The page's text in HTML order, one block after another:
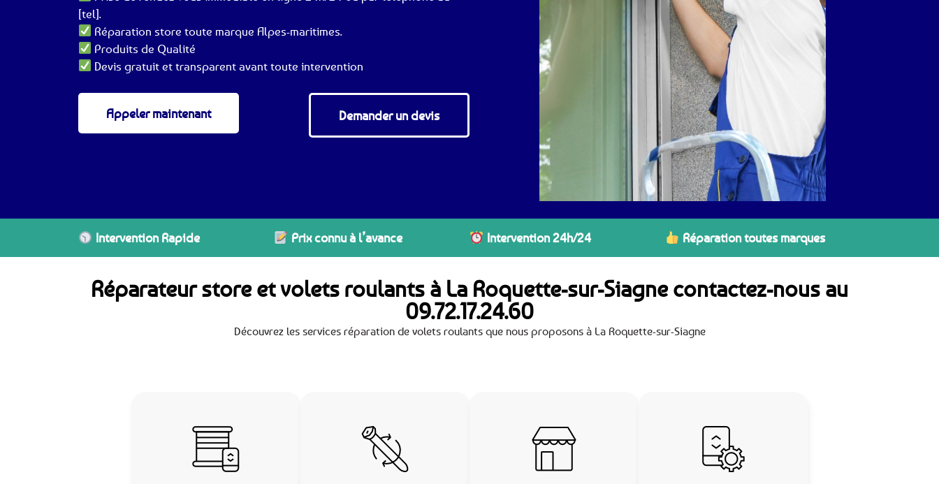
[tel].
Réparation store toute marque Alpes-maritimes.
Produits de Qualité
Devis gratuit et transparent avant toute intervention
Appeler maintenant Demander un devis
Intervention Rapide Prix connu à l’avance Intervention 24h/24 Réparation toutes marques
Réparateur store et volets roulants à La Roquette-sur-Siagne contactez-nous au
09.72.17.24.60
Découvrez les services réparation de volets roulants que nous proposons à La Roquette-sur-Siagne